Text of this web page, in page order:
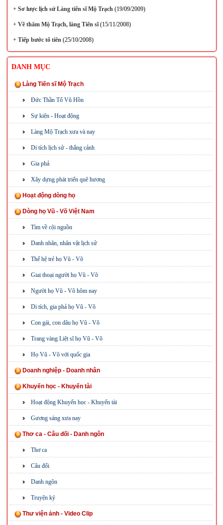
+Sơ lược lịch sử Làng tiến sĩ Mộ Trạch(19/09/2009)
+Về thăm Mộ Trạch, làng Tiến sĩ(15/11/2008)
+Tiếp bước tổ tiên(25/10/2008)
DANH MỤC
Làng Tiến sĩ Mộ Trạch
Đức Thần Tổ Vũ Hồn
Sự kiện - Hoạt động
Làng Mộ Trạch xưa và nay
Di tích lịch sử - thắng cảnh
Gia phả
Xây dựng phát triển quê hương
Hoạt động dòng họ
Dòng họ Vũ - Võ Việt Nam
Tìm về cội nguồn
Danh nhân, nhân vật lịch sử
Thế hệ trẻ họ Vũ - Võ
Giai thoại người họ Vũ - Võ
Người họ Vũ - Võ hôm nay
Di tích, gia phả họ Vũ - Võ
Con gái, con dâu họ Vũ - Võ
Trang vàng Liệt sĩ họ Vũ - Võ
Họ Vũ - Võ với quốc gia
Doanh nghiệp - Doanh nhân
Khuyến học - Khuyến tài
Hoạt động Khuyến học - Khuyến tài
Gương sáng xưa nay
Thơ ca - Câu đối - Danh ngôn
Thơ ca
Câu đối
Danh ngôn
Truyện ký
Thư viện ảnh - Video Clip